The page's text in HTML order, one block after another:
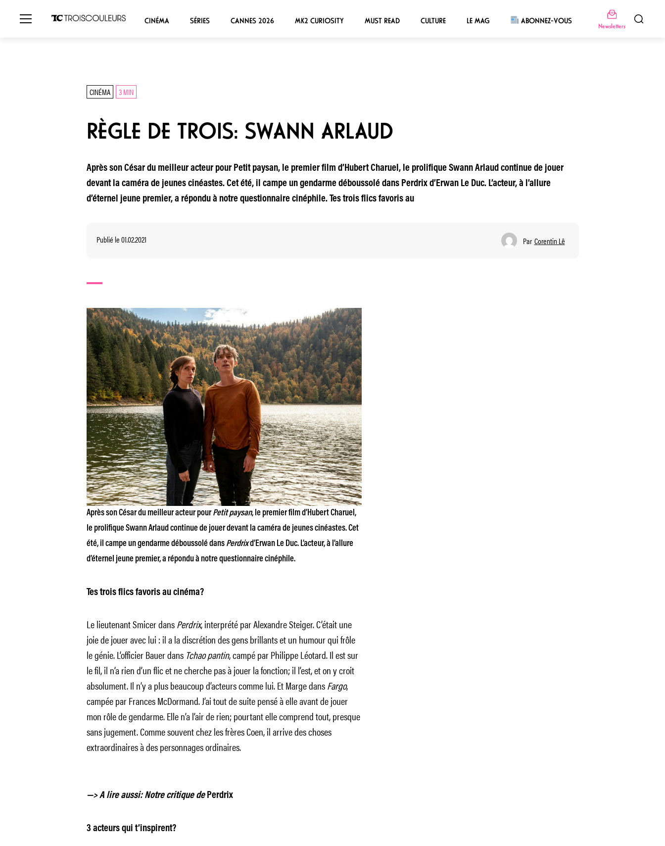
CINÉMA SÉRIES CANNES 2026 MK2 CURIOSITY MUST READ CULTURE LE MAG ABONNEZ-VOUS
Newsletters
CINÉMA 3 MIN
RÈGLE DE TROIS: SWANN ARLAUD
Après son César du meilleur acteur pour Petit paysan, le premier film d’Hubert Charuel, le prolifique Swann Arlaud continue de jouer
devant la caméra de jeunes cinéastes. Cet été, il campe un gendarme déboussolé dans Perdrix d’Erwan Le Duc. L’acteur, à l’allure
d’éternel jeune premier, a répondu à notre questionnaire cinéphile. Tes trois flics favoris au
Publié le 01.02.2021 Par Corentin Lê
Après son César du meilleur acteur pourPetit paysan, le premier film d’Hubert Charuel,
le prolifique Swann Arlaud continue de jouer devant la caméra de jeunes cinéastes. Cet
été, il campe un gendarme déboussolé dans Perdrixd’Erwan Le Duc. L’acteur, à l’allure
d’éternel jeune premier, a répondu à notre questionnaire cinéphile.
Tes trois flics favoris au cinéma?
Le lieutenant Smicer dansPerdrix, interprété par Alexandre Steiger. C’était une
joie de jouer avec lui : il a la discrétion des gens brillants et un humour qui frôle
le génie. L’officier Bauer dans Tchao pantin, campé par Philippe Léotard. Il est sur
le fil, il n’a rien d’un flic et ne cherche pas à jouer la fonction; il l’est, et on y croit
absolument. Il n’y a plus beaucoup d’acteurs comme lui. Et Marge dansFargo,
campée par Frances McDormand. J’ai tout de suite pensé à elle avant de jouer
mon rôle de gendarme. Elle n’a l’air de rien; pourtant elle comprend tout, presque
sans jugement. Comme souvent chez les frères Coen, il arrive des choses
extraordinaires à des personnages ordinaires.
—> A lire aussi: Notre critique de Perdrix
3 acteurs qui t’inspirent?